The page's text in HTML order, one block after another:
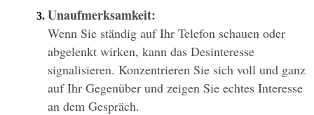
Unaufmerksamkeit:
Wenn Sie ständig auf Ihr Telefon schauen oder
abgelenkt wirken, kann das Desinteresse
signalisieren. Konzentrieren Sie sich voll und ganz
auf Ihr Gegenüber und zeigen Sie echtes Interesse
an dem Gespräch.